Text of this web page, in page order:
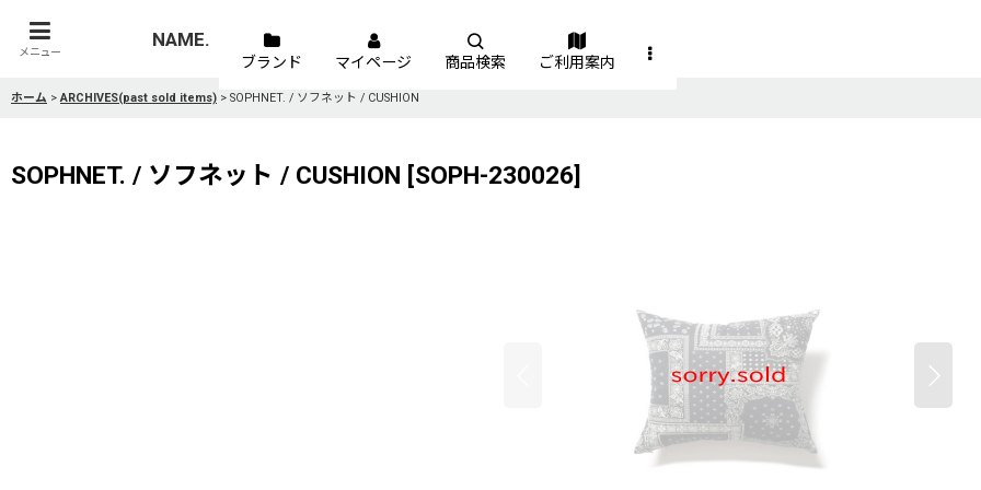
メニュー
NAME.
ブランド マイページ 商品検索 ご利用案内
ホーム > ARCHIVES(past sold items) > SOPHNET. / ソフネット / CUSHION
SOPHNET. / ソフネット / CUSHION [SOPH-230026]